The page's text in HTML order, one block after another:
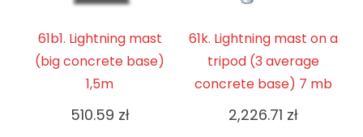
61b1. Lightning mast
(big concrete base)
1,5m
510.59 zł
61k. Lightning mast on a
tripod (3 average
concrete base) 7 mb
2,226.71 zł